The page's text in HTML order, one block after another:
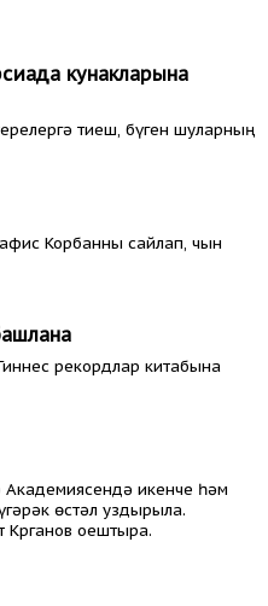
кунакларына
тиеш, бүген шуларның
Корбанны сайлап, чын
рекордлар китабына
икенче һәм
өстәл уздырыла.
Крганов оештыра.